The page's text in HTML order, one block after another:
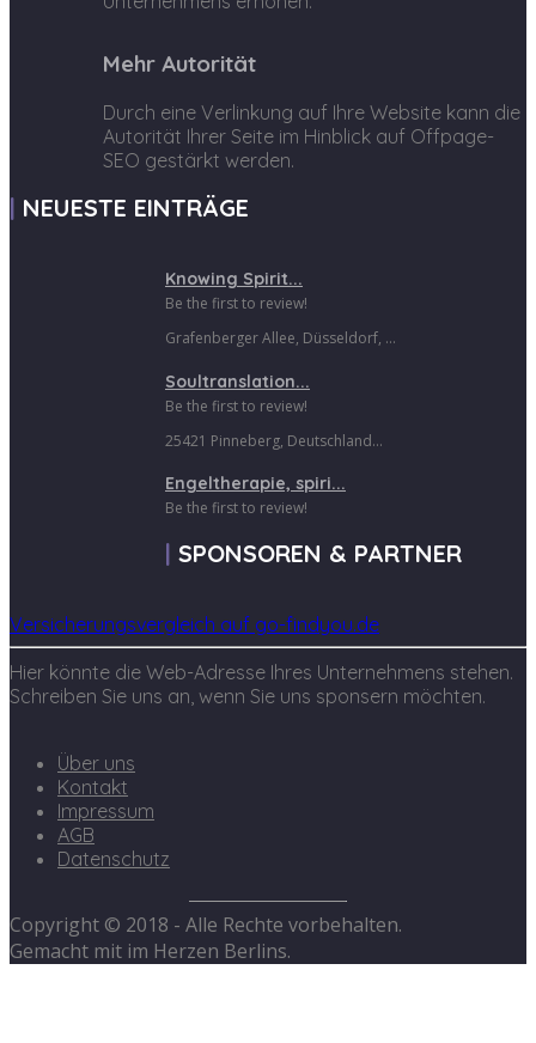
Mehr Autorität
Durch eine Verlinkung auf Ihre Website kann die
Autorität Ihrer Seite im Hinblick auf Offpage-
SEO gestärkt werden.
NEUESTE EINTRÄGE
Knowing Spirit...
Be the first to review!
Grafenberger Allee, Düsseldorf, ...
Soultranslation...
Be the first to review!
25421 Pinneberg, Deutschland...
Engeltherapie, spiri...
Be the first to review!
SPONSOREN & PARTNER
Versicherungsvergleich auf go-findyou.de
Hier könnte die Web-Adresse Ihres Unternehmens stehen.
Schreiben Sie uns an, wenn Sie uns sponsern möchten.
Über uns
Kontakt
Impressum
AGB
Datenschutz
Copyright © 2018 - Alle Rechte vorbehalten.
Gemacht mit im Herzen Berlins.